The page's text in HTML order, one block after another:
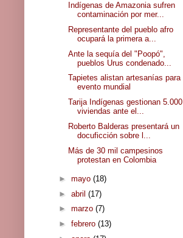
Indígenas de Amazonia sufren
contaminación por mer...
Representante del pueblo afro
ocupará la primera a...
Ante la sequía del "Poopó",
pueblos Urus condenado...
Tapietes alistan artesanías para
evento mundial
Tarija Indígenas gestionan 5.000
viviendas ante el...
Roberto Balderas presentará un
docuficción sobre l...
Más de 30 mil campesinos
protestan en Colombia
► mayo (18)
► abril (17)
► marzo (7)
► febrero (13)